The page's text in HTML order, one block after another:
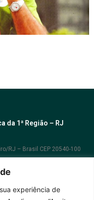
experiência de
da 1ª Região – RJ
RJ – Brasil CEP 20540-100